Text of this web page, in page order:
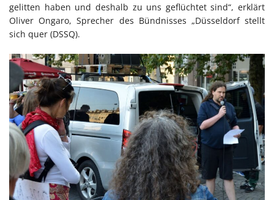
gelitten haben und deshalb zu uns geflüchtet sind“, erklärt
Oliver Ongaro, Sprecher des Bündnisses „Düsseldorf stellt
sich quer (DSSQ).